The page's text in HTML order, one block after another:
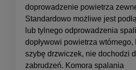
doprowadzenie powietrza
Standardowo możliwe jest
lub tylnego odprowadzenia
dopływowi powietrza wtórnego,
szybę drzwiczek, nie dochodzi
zabrudzeń. Komora spalania